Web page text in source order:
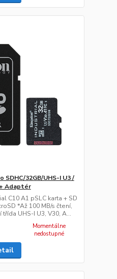
32GB/UHS-I U3 /
Adaptér
C10 A1 pSLC karta + SD
*Až 100 MB/s čtení,
UHS-I U3, V30, A...
Momentálne
nedostupné